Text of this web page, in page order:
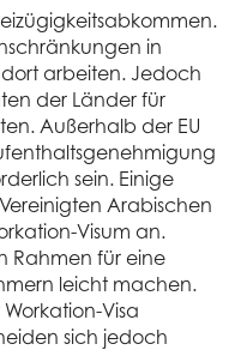
in
arbeiten. Jedoch
der Länder für
Außerhalb der EU
sein. Einige
Arabischen
Visum an.
Rahmen für eine
leicht machen.
Visa
sich jedoch